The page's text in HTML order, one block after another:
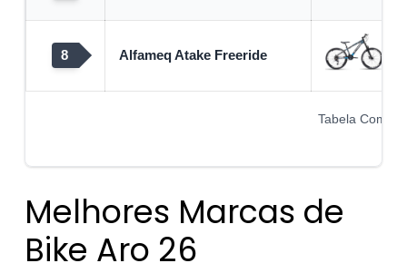
Tabela
8 Alfameq Atake Freeride
Melhores Marcas de
Bike Aro 26